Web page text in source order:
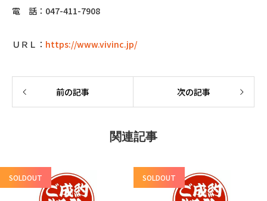
電 話：047-411-7908
ＵＲＬ： https://www.vivinc.jp/
前の記事 次の記事
関連記事
SOLDOUT SOLDOUT